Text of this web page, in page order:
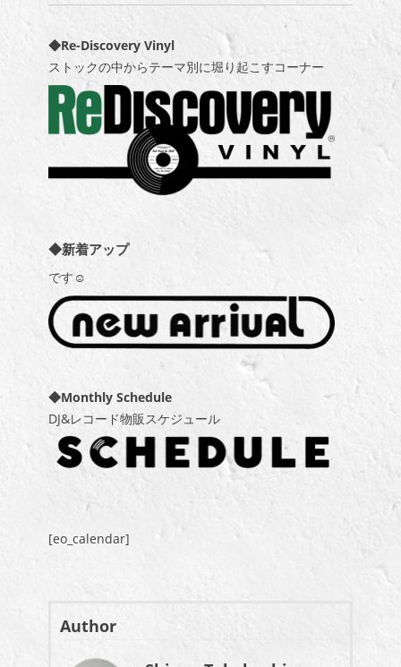
◆Re-Discovery Vinyl
ストックの中からテーマ別に堀り起こすコーナー
◆新着アップ
です☺
◆Monthly Schedule
DJ&レコード物販スケジュール
[eo_calendar]
Author